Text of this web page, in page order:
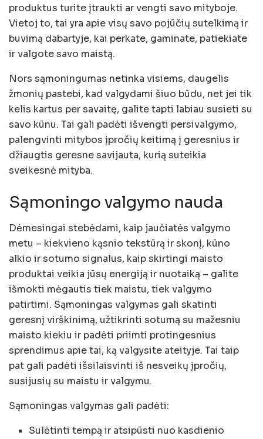
produktus turite įtraukti ar vengti savo mityboje.
Vietoj to, tai yra apie visų savo pojūčių sutelkimą ir
buvimą dabartyje, kai perkate, gaminate, patiekiate
ir valgote savo maistą.
Nors sąmoningumas netinka visiems, daugelis
žmonių pastebi, kad valgydami šiuo būdu, net jei tik
kelis kartus per savaitę, galite tapti labiau susieti su
savo kūnu. Tai gali padėti išvengti persivalgymo,
palengvinti mitybos įpročių keitimą į geresnius ir
džiaugtis geresne savijauta, kurią suteikia
sveikesnė mityba.
Sąmoningo valgymo nauda
Dėmesingai stebėdami, kaip jaučiatės valgymo
metu – kiekvieno kąsnio tekstūrą ir skonį, kūno
alkio ir sotumo signalus, kaip skirtingi maisto
produktai veikia jūsų energiją ir nuotaiką – galite
išmokti mėgautis tiek maistu, tiek valgymo
patirtimi. Sąmoningas valgymas gali skatinti
geresnį virškinimą, užtikrinti sotumą su mažesniu
maisto kiekiu ir padėti priimti protingesnius
sprendimus apie tai, ką valgysite ateityje. Tai taip
pat gali padėti išsilaisvinti iš nesveikų įpročių,
susijusių su maistu ir valgymu.
Sąmoningas valgymas gali padėti:
Sulėtinti tempą ir atsipūsti nuo kasdienio